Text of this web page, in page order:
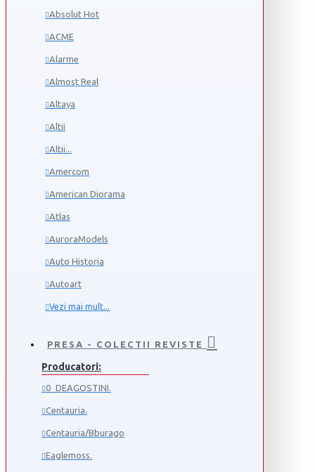
Absolut Hot
ACME
Alarme
Almost Real
Altaya
Altii
Altii...
Amercom
American Diorama
Atlas
AuroraModels
Auto Historia
Autoart
Vezi mai mult...
PRESA - COLECTII REVISTE
Producatori:
0_DEAGOSTINI.
Centauria.
Centauria/Bburago
Eaglemoss.